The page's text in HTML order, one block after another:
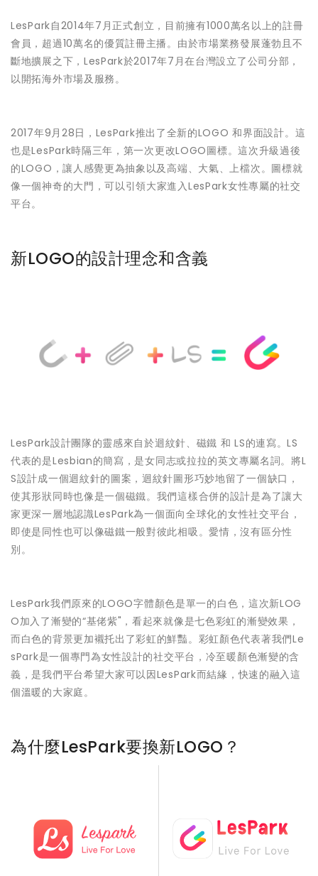
LesPark自2014年7月正式創立，目前擁有1000萬名以上的註冊
會員，超過10萬名的優質註冊主播。由於市場業務發展蓬勃且不
斷地擴展之下，LesPark於2017年7月在台灣設立了公司分部，
以開拓海外市場及服務。
2017年9月28日，LesPark推出了全新的LOGO 和界面設計。這
也是LesPark時隔三年，第一次更改LOGO圖標。這次升級過後
的LOGO，讓人感覺更為抽象以及高端、大氣、上檔次。圖標就
像一個神奇的大門，可以引領大家進入LesPark女性專屬的社交
平台。
新LOGO的設計理念和含義
LesPark設計團隊的靈感來自於迴紋針、磁鐵 和 LS的連寫。LS
代表的是Lesbian的簡寫，是女同志或拉拉的英文專屬名詞。將L
S設計成一個迴紋針的圖案，迴紋針圖形巧妙地留了一個缺口，
使其形狀同時也像是一個磁鐵。我們這樣合併的設計是為了讓大
家更深一層地認識LesPark為一個面向全球化的女性社交平台，
即使是同性也可以像磁鐵一般對彼此相吸。愛情，沒有區分性
別。
LesPark我們原來的LOGO字體顏色是單一的白色，這次新LOG
O加入了漸變的“基佬紫"，看起來就像是七色彩虹的漸變效果，
而白色的背景更加襯托出了彩虹的鮮豔。彩虹顏色代表著我們Le
sPark是一個專門為女性設計的社交平台，冷至暖顏色漸變的含
義，是我們平台希望大家可以因LesPark而結緣，快速的融入這
個溫暖的大家庭。
為什麼LesPark要換新LOGO？